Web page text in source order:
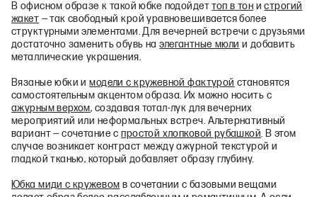
В офисном образе к такой юбке подойдеттоп в тон истрогий
жакет — так свободный крой уравновешивается более
структурными элементами. Для вечерней встречи с друзьями
достаточно заменить обувь наэлегантные мюли и добавить
металлические украшения.
Вязаные юбки имодели с кружевной фактурой становятся
самостоятельным акцентом образа. Их можно носить с
ажурным верхом, создавая тотал-лук для вечерних
мероприятий или неформальных встреч. Альтернативный
вариант — сочетание спростой хлопковой рубашкой. В этом
случае возникает контраст между ажурной текстурой и
гладкой тканью, который добавляет образу глубину.
Юбка миди с кружевом в сочетании с базовыми вещами